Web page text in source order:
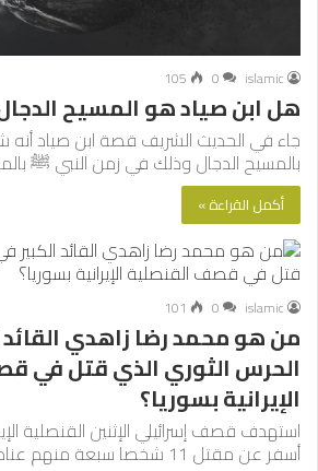
islamic
0
105
هل ابن صياد هو المسيح
جاء في الحديث الشريف قصة ابن صياد
بالمسيح الدجال وذلك في زمن النبي ﷺ
أكمل القراءة »
islamic
0
101
من هو محمد رضا زاهدي القائد
الحرس الثوري الذي قتل في
الإيرانية بسوريا؟
استهدف قصف إسرائيلي الإثنين القنصلية
أسفر عن مقتل 11 شخصا سبعة منهم عناصر في الحرس الثوري…